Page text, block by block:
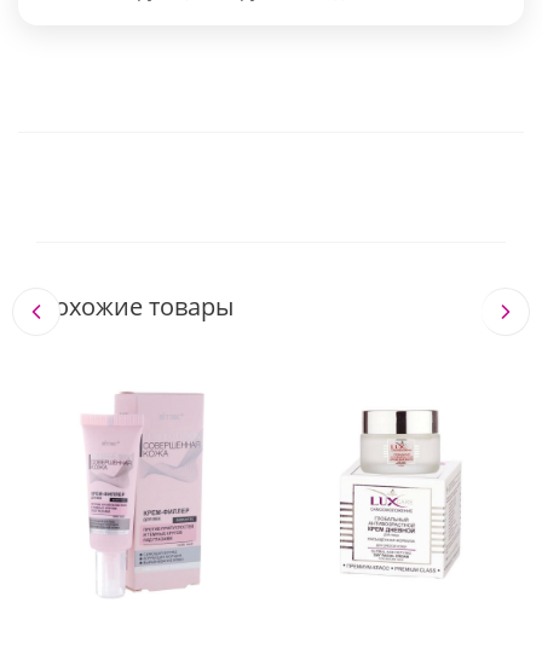
Похожие товары